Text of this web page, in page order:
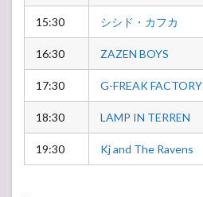
15:30 シシド・カフカ
16:30 ZAZEN BOYS
17:30 G-FREAK FACTORY
18:30 LAMP IN TERREN
19:30 Kj and The Ravens